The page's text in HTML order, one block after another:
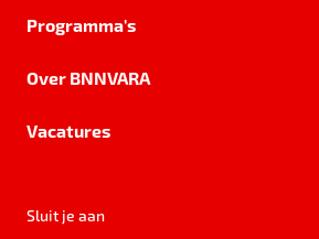
Programma's
Over BNNVARA
Vacatures
Sluit je aan